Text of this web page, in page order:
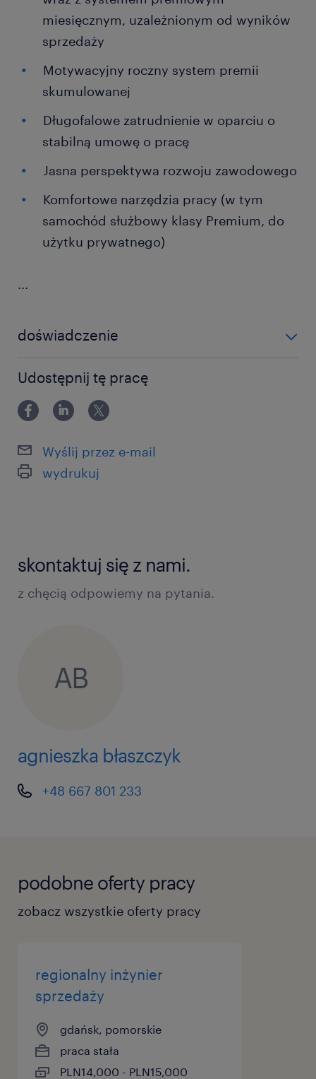
miesięcznym, uzależnionym od wyników
sprzedaży
Motywacyjny roczny system premii
skumulowanej
Długofalowe zatrudnienie w oparciu o
stabilną umowę o pracę
Jasna perspektywa rozwoju zawodowego
Komfortowe narzędzia pracy (w tym
samochód służbowy klasy Premium, do
użytku prywatnego)
...
doświadczenie
Udostępnij tę pracę
Wyślij przez e-mail
wydrukuj
skontaktuj się z nami.
z chęcią odpowiemy na pytania.
AB
agnieszka błaszczyk
+48 667 801 233
podobne oferty pracy
zobacz wszystkie oferty pracy
regionalny inżynier
sprzedaży
gdańsk, pomorskie
praca stała
PLN14,000 - PLN15,000